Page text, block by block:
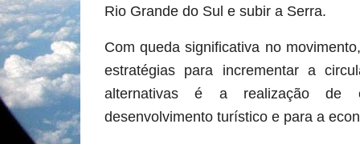
Rio Grande do Sul e subir a Serra.
Com queda significativa no
estratégias para incrementar a
alternativas é a realização de
desenvolvimento turístico e para a